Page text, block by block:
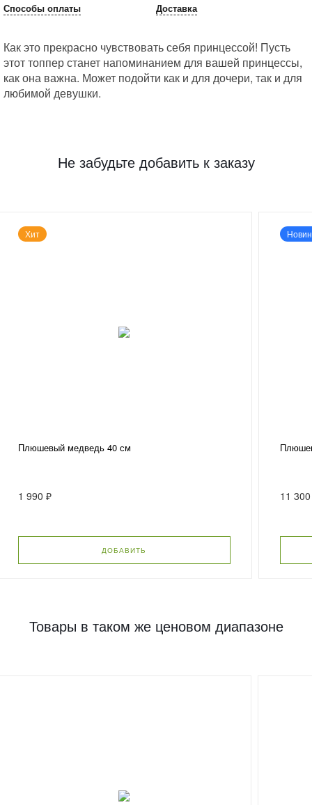
Способы оплаты Доставка
Как это прекрасно чувствовать себя принцессой! Пусть
этот топпер станет напоминанием для вашей принцессы,
как она важна. Может подойти как и для дочери, так и для
любимой девушки.
Не забудьте добавить к заказу
Хит
Плюшевый медведь 40 см
1 990 ₽
ДОБАВИТЬ
11
Товары в таком же ценовом диапазоне